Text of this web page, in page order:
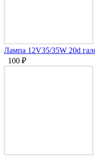
Лампа 12V35/35W 20d
100 ₽